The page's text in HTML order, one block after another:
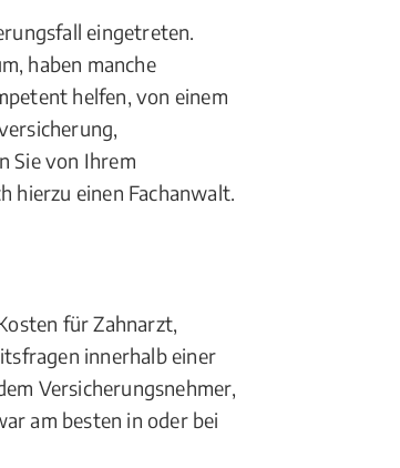
eingetreten.
haben manche
helfen, von einem
Sie von Ihrem
hierzu einen Fachanwalt.
für Zahnarzt,
innerhalb einer
Versicherungsnehmer,
am besten in oder bei